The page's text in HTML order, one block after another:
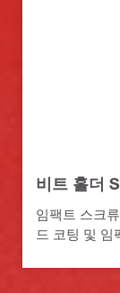
비트 홀더
임팩트 스크
드 코팅 및 임